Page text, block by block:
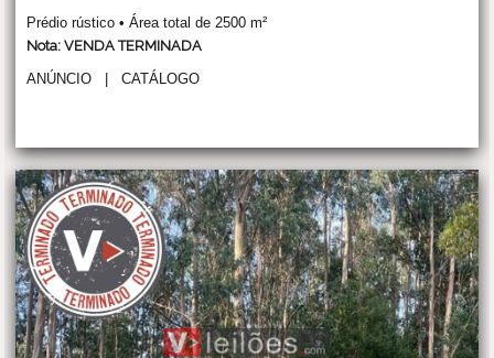
Prédio rústico • Área total de 2500 m²
Nota: VENDA TERMINADA
ANÚNCIO |CATÁLOGO